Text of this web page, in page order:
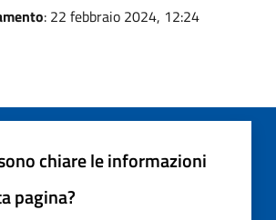
: 22 febbraio 2024, 12:24
chiare le informazioni
pagina?